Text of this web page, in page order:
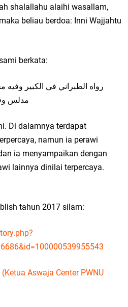
shalallahu alaihi wasallam,
beliau berdoa: Inni Wajjahtu
berkata:
ﺭﻭاﻩ اﻟﻄﺒﺮاﻧﻲ ﻓﻲ اﻟﻜﺒﻴﺮ
ﻣﺪﻟﺲ
Di dalamnya terdapat
namun ia perawi
ia menyampaikan dengan
lainnya dinilai terpercaya.
tahun 2017 silam:
Aswaja Center PWNU